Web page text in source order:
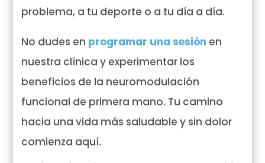
problema, a tu deporte o a tu día a día.
No dudes en programar una sesión en
nuestra clínica y experimentar los
beneficios de la neuromodulación
funcional de primera mano. Tu camino
hacia una vida más saludable y sin dolor
comienza aquí.